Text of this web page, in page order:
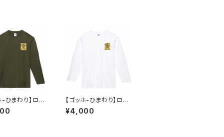
-ひまわり】ロン
ブ ユニセック
【ゴッホ-ひまわり】ロン
T ホワイト ユニセック
ス
¥4,000